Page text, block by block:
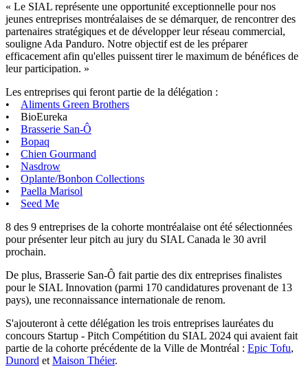
« Le SIAL représente une opportunité exceptionnelle pour nos
jeunes entreprises montréalaises de se démarquer, de rencontrer des
partenaires stratégiques et de développer leur réseau commercial,
souligne Ada Panduro. Notre objectif est de les préparer
efficacement afin qu'elles puissent tirer le maximum de bénéfices de
leur participation. »
Les entreprises qui feront partie de la délégation :
• Aliments Green Brothers
• BioEureka
• Brasserie San-Ô
• Bopaq
• Chien Gourmand
• Nasdrow
• Oplante/Bonbon Collections
• Paella Marisol
• Seed Me
8 des 9 entreprises de la cohorte montréalaise ont été sélectionnées
pour présenter leur pitch au jury du SIAL Canada le 30 avril
prochain.
De plus, Brasserie San-Ô fait partie des dix entreprises finalistes
pour le SIAL Innovation (parmi 170 candidatures provenant de 13
pays), une reconnaissance internationale de renom.
S'ajouteront à cette délégation les trois entreprises lauréates du
concours Startup - Pitch Compétition du SIAL 2024 qui avaient fait
partie de la cohorte précédente de la Ville de Montréal : Epic Tofu,
Dunord et Maison Théier.